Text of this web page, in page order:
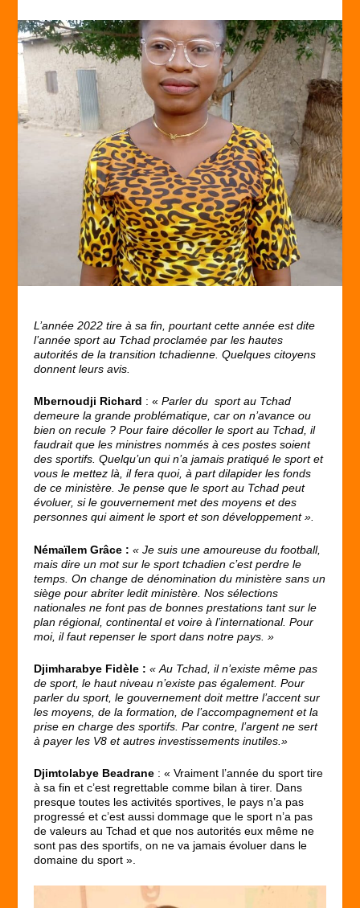
L’année 2022 tire à sa fin, pourtant cette année est dite
l’année sport au Tchad proclamée par les hautes
autorités de la transition tchadienne. Quelques citoyens
donnent leurs avis.
Mbernoudji Richard : «Parler du sport au Tchad
demeure la grande problématique, car on n’avance ou
bien on recule ? Pour faire décoller le sport au Tchad, il
faudrait que les ministres nommés à ces postes soient
des sportifs. Quelqu’un qui n’a jamais pratiqué le sport et
vous le mettez là, il fera quoi, à part dilapider les fonds
de ce ministère. Je pense que le sport au Tchad peut
évoluer, si le gouvernement met des moyens et des
personnes qui aiment le sport et son développement ».
Némaïlem Grâce : « Je suis une amoureuse du football,
mais dire un mot sur le sport tchadien c’est perdre le
temps. On change de dénomination du ministère sans un
siège pour abriter ledit ministère. Nos sélections
nationales ne font pas de bonnes prestations tant sur le
plan régional, continental et voire à l’international. Pour
moi, il faut repenser le sport dans notre pays. »
Djimharabye Fidèle : « Au Tchad, il n’existe même pas
de sport, le haut niveau n’existe pas également. Pour
parler du sport, le gouvernement doit mettre l’accent sur
les moyens, de la formation, de l’accompagnement et la
prise en charge des sportifs. Par contre, l’argent ne sert
à payer les V8 et autres investissements inutiles.»
Djimtolabye Beadrane : « Vraiment l’année du sport tire
à sa fin et c’est regrettable comme bilan à tirer. Dans
presque toutes les activités sportives, le pays n’a pas
progressé et c’est aussi dommage que le sport n’a pas
de valeurs au Tchad et que nos autorités eux même ne
sont pas des sportifs, on ne va jamais évoluer dans le
domaine du sport ».